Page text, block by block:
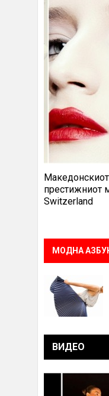
престижниот
Switzerland
МОДНА
ВИДЕО